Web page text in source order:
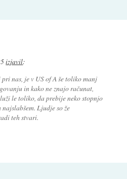
izjavil:
nas, je v US of A še toliko manj
in kako ne znajo računat,
le toliko, da prebije neko stopnjo
Ljudje so že
teh stvari.